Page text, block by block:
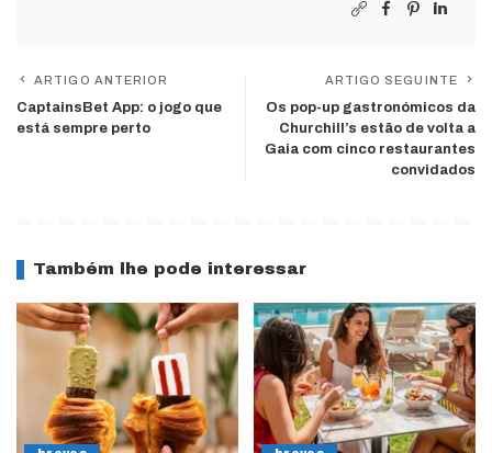
ARTIGO ANTERIOR
CaptainsBet App: o jogo que
está sempre perto
ARTIGO SEGUINTE
Os pop-up gastronómicos da
Churchill’s estão de volta a
Gaia com cinco restaurantes
convidados
Também lhe pode interessar